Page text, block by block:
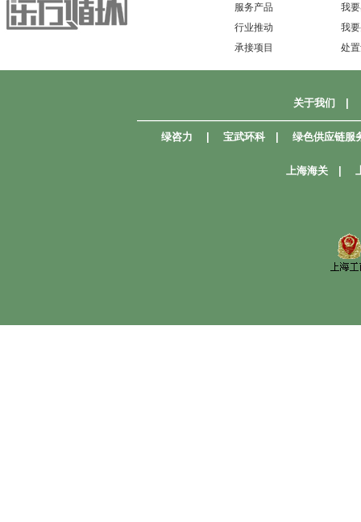
服务产品
行业推动
承接项目
我
我
处
关于我们
绿咨力
宝武环科 绿色供应链服
上海海关